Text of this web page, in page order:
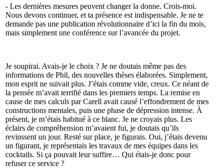
- Les dernières mesures peuvent changer la donne. Crois-moi.
Nous devons continuer, et ta présence est indispensable. Je ne te
demande pas une publication révolutionnaire d’ici la fin du mois,
mais simplement une conférence sur l’avancée du projet.
Je soupirai. Avais-je le choix ? Je ne doutais même pas des
informations de Phil, des nouvelles thèses élaborées. Simplement,
mon esprit ne suivait plus. J’étais comme vide, creux. Ce néant de
la pensée m’avait terrifié dans les premiers temps. La remise en
cause de mes calculs par Carell avait causé l’effondrement de mes
constructions mentales, puis une phase de dépression intense. À
présent, je m’étais habitué à ce blanc. Je ne croyais plus. Les
éclairs de compréhension m’avaient fui, je doutais qu’ils
revinssent un jour. Resté sur place, je figurais. Oui, j’étais devenu
un figurant, je représentais les travaux de mes équipes dans les
cocktails. Si ça pouvait leur suffire… Qui étais-je donc pour
refuser ce service ?